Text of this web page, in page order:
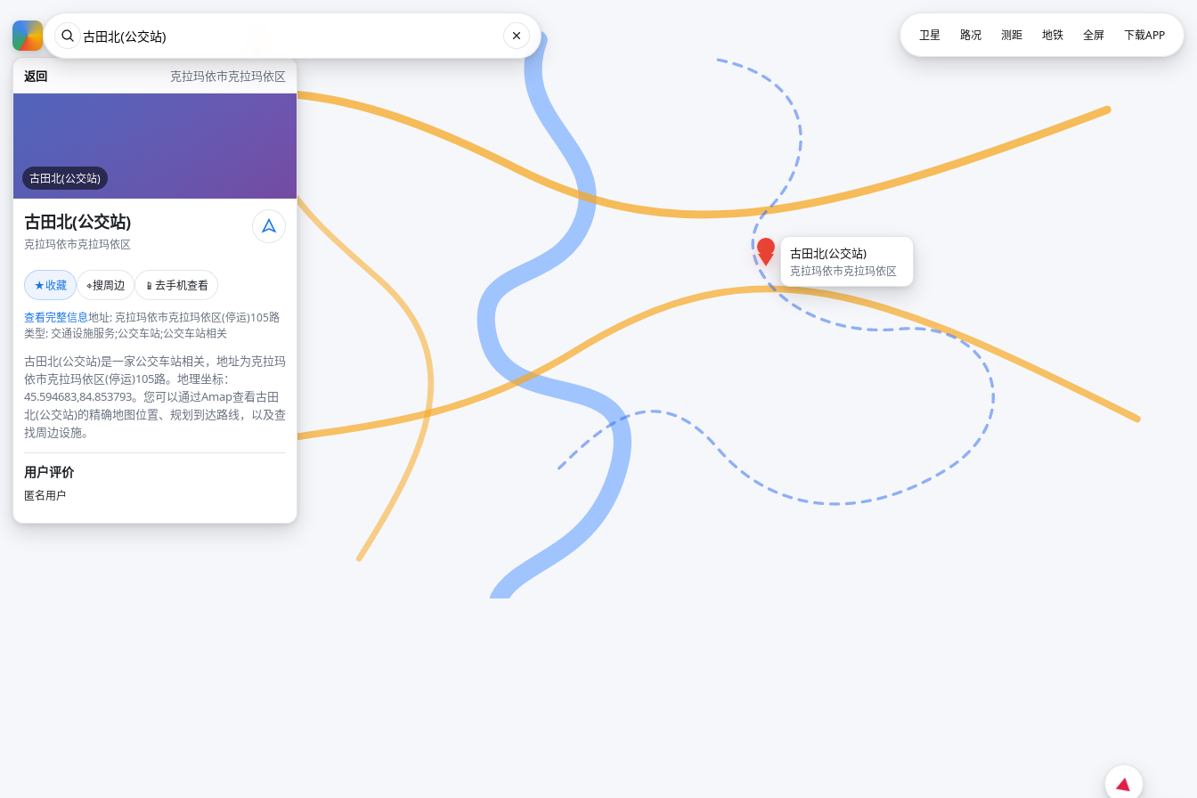
返回 克拉玛依市克拉玛依区
古田北(公交站)
古田北(公交站)
克拉玛依市克拉玛依区
★收藏 ⌖搜周边 📱 去手机查看
查看完整信息地址: 克拉玛依市克拉玛依区(停运)105路
类型: 交通设施服务;公交车站;公交车站相关
古田北(公交站)是一家公交车站相关，地址为克拉玛
依市克拉玛依区(停运)105路。地理坐标：
45.594683,84.853793。您可以通过Amap查看古田
北(公交站)的精确地图位置、规划到达路线，以及查
找周边设施。
用户评价
匿名用户
古田北(公交站)
克拉玛依市克拉玛依区
卫星 路况 测距 地铁 全屏 下载APP